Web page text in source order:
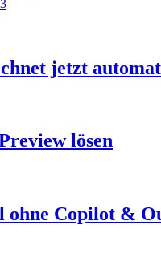
jetzt
lösen
ohne Copilot &